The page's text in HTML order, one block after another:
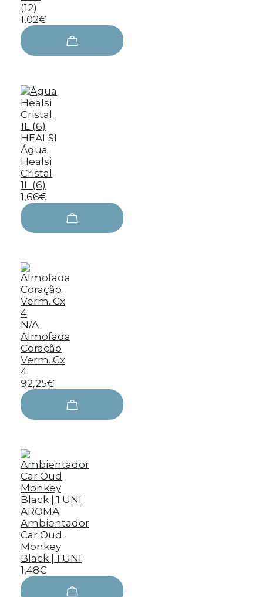
(12)
1,02€
HEALSI
Água
Healsi
Cristal
1L (6)
1,66€
N/A
Almofada
Coração
Verm. Cx
4
92,25€
AROMA
Ambientador
Car Oud
Monkey
Black | 1 UNI
1,48€